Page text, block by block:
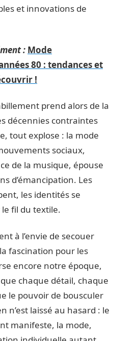
et innovations de
: Mode
80 : tendances et
!
prend alors de la
décennies contraintes
tout explose : la mode
sociaux,
de la musique, épouse
d’émancipation. Les
les identités se
fil du textile.
à l’envie de secouer
fascination pour les
encore notre époque,
que chaque détail, chaque
le pouvoir de bousculer
n’est laissé au hasard : le
manifeste, la mode,